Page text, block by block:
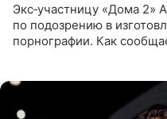
Экс‑участницу «Дома 2»
по подозрению в
порнографии. Как